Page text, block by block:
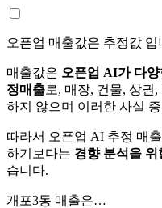
오픈업 매출값은 추정값 입
매출값은 오픈업 AI가 다
정매출로, 매장, 건물, 상권
하지 않으며 이러한 사실
따라서 오픈업 AI 추정 매
하기보다는 경향 분석을
습니다.
개포3동 매출은…